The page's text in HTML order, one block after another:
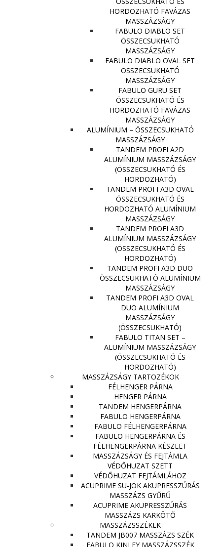
HORDOZHATÓ FAVÁZAS
MASSZÁZSÁGY
FABULO DIABLO SET
ÖSSZECSUKHATÓ
MASSZÁZSÁGY
FABULO DIABLO OVAL SET
ÖSSZECSUKHATÓ
MASSZÁZSÁGY
FABULO GURU SET
ÖSSZECSUKHATÓ ÉS
HORDOZHATÓ FAVÁZAS
MASSZÁZSÁGY
ALUMÍNIUM – ÖSSZECSUKHATÓ
MASSZÁZSÁGY
TANDEM PROFI A2D
ALUMÍNIUM MASSZÁZSÁGY
(ÖSSZECSUKHATÓ ÉS
HORDOZHATÓ)
TANDEM PROFI A3D OVAL
ÖSSZECSUKHATÓ ÉS
HORDOZHATÓ ALUMÍNIUM
MASSZÁZSÁGY
TANDEM PROFI A3D
ALUMÍNIUM MASSZÁZSÁGY
(ÖSSZECSUKHATÓ ÉS
HORDOZHATÓ)
TANDEM PROFI A3D DUO
ÖSSZECSUKHATÓ ALUMÍNIUM
MASSZÁZSÁGY
TANDEM PROFI A3D OVAL
DUO ALUMÍNIUM
MASSZÁZSÁGY
(ÖSSZECSUKHATÓ)
FABULO TITAN SET –
ALUMÍNIUM MASSZÁZSÁGY
(ÖSSZECSUKHATÓ ÉS
HORDOZHATÓ)
MASSZÁZSÁGY TARTOZÉKOK
FÉLHENGER PÁRNA
HENGER PÁRNA
TANDEM HENGERPÁRNA
FABULO HENGERPÁRNA
FABULO FÉLHENGERPÁRNA
FABULO HENGERPÁRNA ÉS
FÉLHENGERPÁRNA KÉSZLET
MASSZÁZSÁGY ÉS FEJTÁMLA
VÉDŐHUZAT SZETT
VÉDŐHUZAT FEJTÁMLÁHOZ
ACUPRIME SU-JOK AKUPRESSZÚRÁS
MASSZÁZS GYŰRŰ
ACUPRIME AKUPRESSZÚRÁS
MASSZÁZS KARKÖTŐ
MASSZÁZSSZÉKEK
TANDEM JB007 MASSZÁZS SZÉK
FABULO KINLEY MASSZÁZSSZÉK